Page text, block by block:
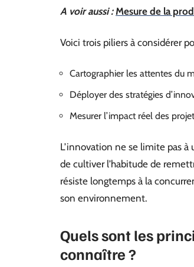
A voir aussi : Mesure de la
Voici trois piliers à considérer
Cartographier les attentes du
Déployer des stratégies
Mesurer l’impact réel des
L’innovation ne se limite pas à
de cultiver l’habitude de
résiste longtemps à la
son environnement.
Quels sont les
connaître ?